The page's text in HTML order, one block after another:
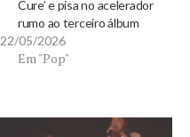
Cure’ e pisa no acelerador
rumo ao terceiro álbum
22/05/2026
Em "Pop"